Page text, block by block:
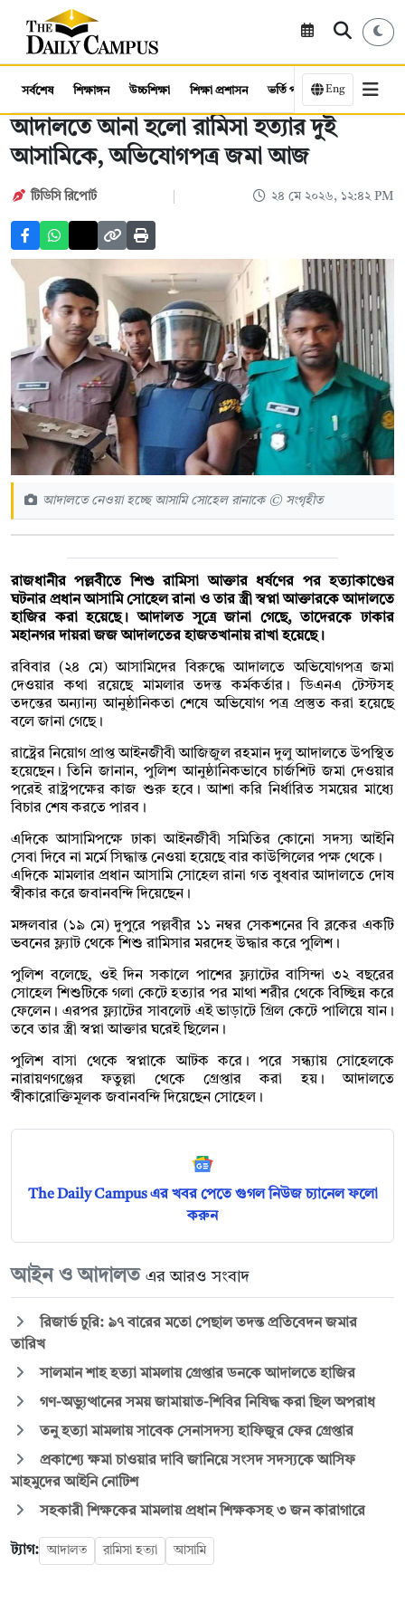
সর্বশেষ শিক্ষাঙ্গন উচ্চশিক্ষা শিক্ষা প্রশাসন ভর্তি পরীক্ষা কর্মসংস্থান
Eng
আদালতে আনা হলো রামিসা হত্যার দুই
আসামিকে, অভিযোগপত্র জমা আজ
টিডিসি রিপোর্ট ২৪ মে ২০২৬, ১২:৪২ PM
আদালতে নেওয়া হচ্ছে ​আসামি সোহেল রানাকে © সংগৃহীত
রাজধানীর পল্লবীতে শিশু রামিসা আক্তার ধর্ষণের পর হত্যাকাণ্ডের
ঘটনার প্রধান আসামি সোহেল রানা ও তার স্ত্রী স্বপ্না আক্তারকে আদালতে
হাজির করা হয়েছে। আদালত সূত্রে জানা গেছে, তাদেরকে ঢাকার
মহানগর দায়রা জজ আদালতের হাজতখানায় রাখা হয়েছে।
রবিবার (২৪ মে) আসামিদের বিরুদ্ধে আদালতে অভিযোগপত্র জমা
দেওয়ার কথা রয়েছে মামলার তদন্ত কর্মকর্তার। ডিএনএ টেস্টসহ
তদন্তের অন্যান্য আনুষ্ঠানিকতা শেষে অভিযোগ পত্র প্রস্তুত করা হয়েছে
বলে জানা গেছে।
রাষ্ট্রের নিয়োগ প্রাপ্ত আইনজীবী আজিজুল রহমান দুলু আদালতে উপস্থিত
হয়েছেন। তিনি জানান, পুলিশ আনুষ্ঠানিকভাবে চার্জশিট জমা দেওয়ার
পরেই রাষ্ট্রপক্ষের কাজ শুরু হবে। আশা করি নির্ধারিত সময়ের মাধ্যে
বিচার শেষ করতে পারব।
এদিকে আসামিপক্ষে ঢাকা আইনজীবী সমিতির কোনো সদস্য আইনি
সেবা দিবে না মর্মে সিদ্ধান্ত নেওয়া হয়েছে বার কাউন্সিলের পক্ষ থেকে।
এদিকে মামলার প্রধান আসামি সোহেল রানা গত বুধবার আদালতে দোষ
স্বীকার করে জবানবন্দি দিয়েছেন।
মঙ্গলবার (১৯ মে) দুপুরে পল্লবীর ১১ নম্বর সেকশনের বি ব্লকের একটি
ভবনের ফ্ল্যাট থেকে শিশু রামিসার মরদেহ উদ্ধার করে পুলিশ।
পুলিশ বলেছে, ওই দিন সকালে পাশের ফ্ল্যাটের বাসিন্দা ৩২ বছরের
সোহেল শিশুটিকে গলা কেটে হত্যার পর মাথা শরীর থেকে বিচ্ছিন্ন করে
ফেলেন। এরপর ফ্ল্যাটের সাবলেট এই ভাড়াটে গ্রিল কেটে পালিয়ে যান।
তবে তার স্ত্রী স্বপ্না আক্তার ঘরেই ছিলেন।
পুলিশ বাসা থেকে স্বপ্নাকে আটক করে। পরে সন্ধ্যায় সোহেলকে
নারায়ণগঞ্জের ফতুল্লা থেকে গ্রেপ্তার করা হয়। আদালতে
স্বীকারোক্তিমূলক জবানবন্দি দিয়েছেন সোহেল।
The Daily Campus এর খবর পেতে গুগল নিউজ চ্যানেল ফলো
করুন
আইন ও আদালত এর আরও সংবাদ
রিজার্ভ চুরি: ৯৭ বারের মতো পেছাল তদন্ত প্রতিবেদন জমার
তারিখ
সালমান শাহ হত্যা মামলায় গ্রেপ্তার ডনকে আদালতে হাজির
গণ-অভ্যুত্থানের সময় জামায়াত-শিবির নিষিদ্ধ করা ছিল অপরাধ
তনু হত্যা মামলায় সাবেক সেনাসদস্য হাফিজুর ফের গ্রেপ্তার
প্রকাশ্যে ক্ষমা চাওয়ার দাবি জানিয়ে সংসদ সদস্যকে আসিফ
মাহমুদের আইনি নোটিশ
সহকারী শিক্ষকের মামলায় প্রধান শিক্ষকসহ ৩ জন কারাগারে
ট্যাগ: আদালত রামিসা হত্যা আসামি